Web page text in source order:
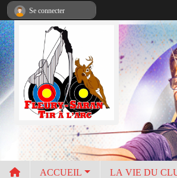
ACCUEIL LA VIE DU
Se connecter
Panneau de gestion des cookies